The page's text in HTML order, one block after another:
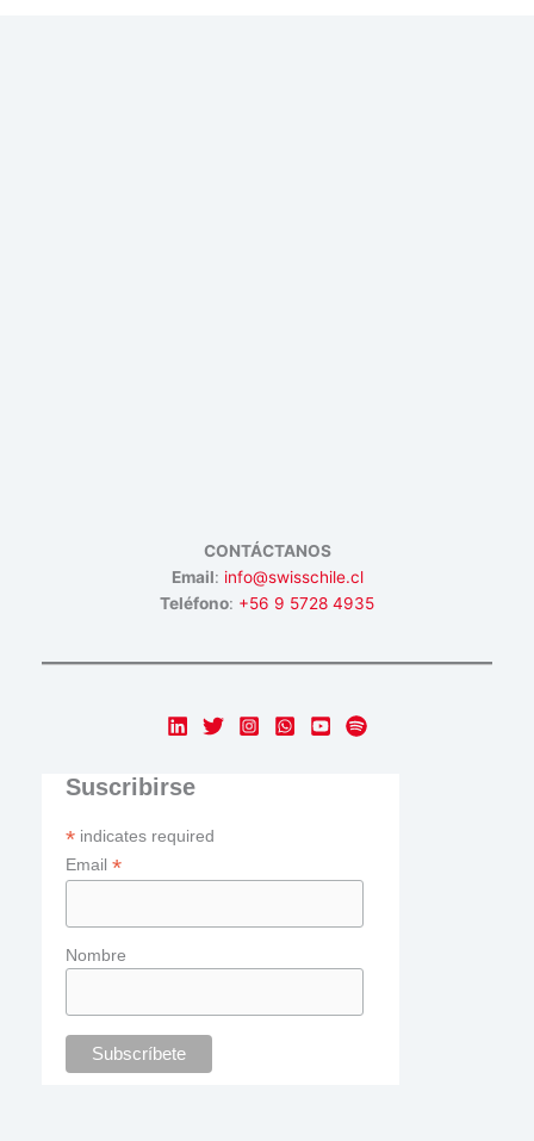
CONTÁCTANOS
Email: info@swisschile.cl
Teléfono: +56 9 5728 4935
Suscribirse
* indicates required
Email *
Nombre